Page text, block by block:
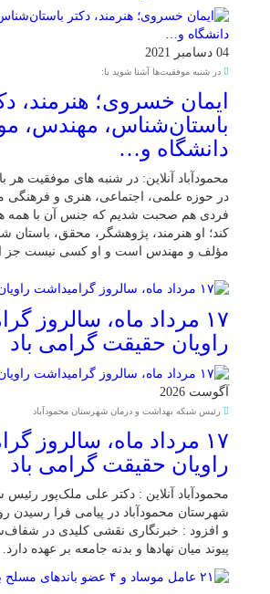
04 دسامبر 2021
در شنبه موفقیت‌ها آشنا شوید با:
ایمان خسروی؛ هنرمند،
باستان‌شناس، مهندس،
دانشگاه و…
محمودآباد آنلاین: در شنبه های موفقیت
در حوزه علمی، اجتماعی، هنری و فرهنگی
فردی هم صحبت شدیم که جنس آن با همه
کند؛ او هنرمند، پژوهشگر، محقق، باستان
مؤلف و مهندس است و او کسی نیست جز
۱۷ مرداد ماه، سالروز
راویان حقیقت گرامی باد
آگوست 2026
رئیس شبکه بهداشت و درمان شهرستان محمودآباد
۱۷ مرداد ماه، سالروز
راویان حقیقت گرامی باد
محمودآباد آنلاین : دکتر علی ملک‌پور
شهرستان محمودآباد در پیامی فرا رسیدن
و افزود : خبرنگاری نقشی کلیدی در
پیوند میان نهادها و بدنه جامعه بر عهده دارد.